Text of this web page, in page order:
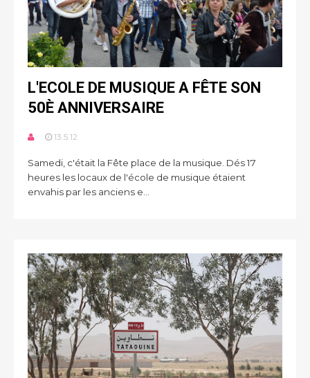
L'ECOLE DE MUSIQUE A FÊTE SON
50È ANNIVERSAIRE
13.5.12
Samedi, c'était la Fête place de la musique. Dés 17
heures les locaux de l'école de musique étaient
envahis par les anciens e...